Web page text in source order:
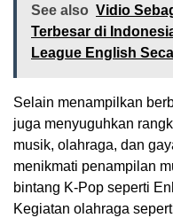
See also Vidio
Terbesar di
League English
Selain menampilkan
juga menyuguhkan
musik, olahraga, dan
menikmati penampilan
bintang K-Pop seperti
Kegiatan olahraga